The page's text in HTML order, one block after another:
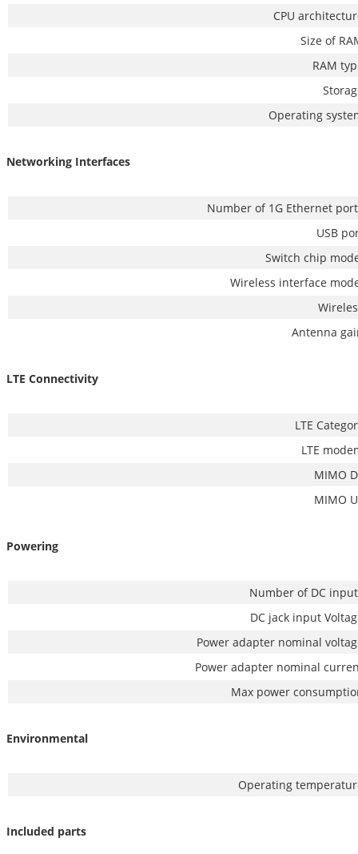
CPU
Size of
RAM
Operating
Networking Interfaces
Number of 1G Ethernet
USB
Switch chip
Wireless interface
Antenna
LTE Connectivity
LTE
LTE
MIMO
MIMO
Powering
Number of DC
DC jack input
Power adapter nominal
Power adapter nominal
Max power
Environmental
Operating
Included parts